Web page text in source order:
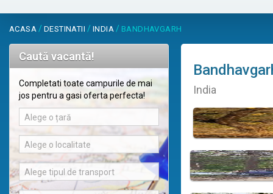
ACASA / DESTINATII / INDIA / BANDHAVGARH
Caută vacantă!
Completati toate campurile de mai
jos pentru a gasi oferta perfecta!
Alege o țară
Alege o localitate
Alege tipul de transport
India